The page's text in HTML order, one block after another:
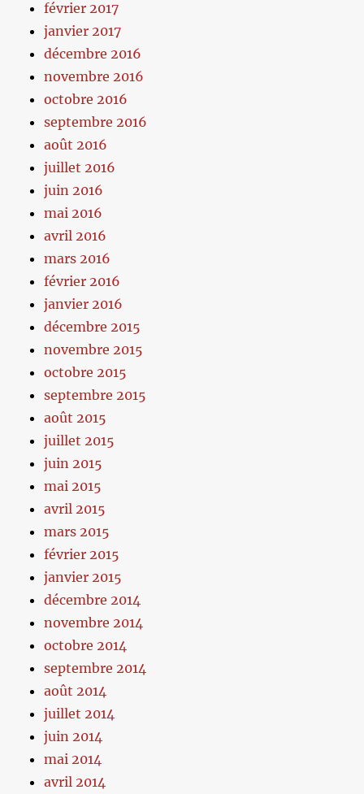
février 2017
janvier 2017
décembre 2016
novembre 2016
octobre 2016
septembre 2016
août 2016
juillet 2016
juin 2016
mai 2016
avril 2016
mars 2016
février 2016
janvier 2016
décembre 2015
novembre 2015
octobre 2015
septembre 2015
août 2015
juillet 2015
juin 2015
mai 2015
avril 2015
mars 2015
février 2015
janvier 2015
décembre 2014
novembre 2014
octobre 2014
septembre 2014
août 2014
juillet 2014
juin 2014
mai 2014
avril 2014